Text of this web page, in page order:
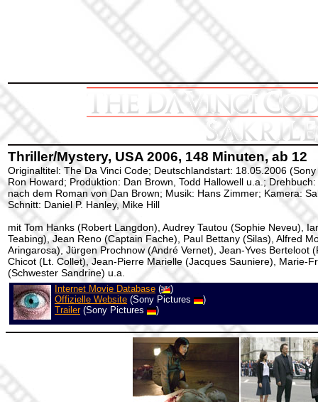
Thriller/Mystery, USA 2006, 148 Minuten, ab 12
Originaltitel: The Da Vinci Code; Deutschlandstart: 18.05.2006
Ron Howard; Produktion: Dan Brown, Todd Hallowell u.a.;
nach dem Roman von Dan Brown; Musik: Hans Zimmer; Kamera:
Schnitt: Daniel P. Hanley, Mike Hill
mit Tom Hanks (Robert Langdon), Audrey Tautou (Sophie Neveu),
Teabing), Jean Reno (Captain Fache), Paul Bettany (Silas), Alfred
Aringarosa), Jürgen Prochnow (André Vernet), Jean-Yves Berteloot
Chicot (Lt. Collet), Jean-Pierre Marielle (Jacques Sauniere), Marie-
(Schwester Sandrine) u.a.
Internet Movie Database (
)
Offizielle Website (Sony Pictures
)
Trailer(Sony Pictures )